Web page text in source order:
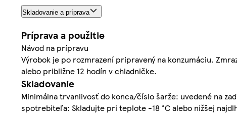
Skladovanie a príprava
Príprava a použitie
Návod na prípravu
Výrobok je po rozmrazení pripravený na konzumáciu.
alebo približne 12 hodín v chladničke.
Skladovanie
Minimálna trvanlivosť do konca/číslo šarže: uvedené na
spotrebiteľa: Skladujte pri teplote -18 °C alebo nižšej